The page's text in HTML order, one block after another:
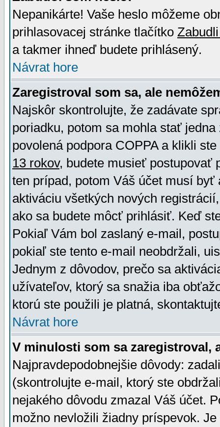
Nepanikárte! Vaše heslo môžeme
prihlasovacej stránke tlačítko
a takmer ihneď budete prihlásený.
Návrat hore
Zaregistroval som sa, ale
Najskôr skontrolujte, že zadávate
poriadku, potom sa mohla stať
povolená podpora COPPA a klikli
13 rokov, budete musieť postupovať
ten prípad, potom Váš účet musí
aktiváciu všetkých nových
ako sa budete môcť prihlásiť. Keď
Pokiaľ Vám bol zaslaný e-mail,
pokiaľ ste tento e-mail neobdržali,
Jednym z dôvodov, prečo sa
užívateľov, ktorý sa snažia iba
ktorú ste použili je platná,
Návrat hore
V minulosti som sa zaregistroval,
Najpravdepodobnejšie dôvody:
(skontrolujte e-mail, ktorý ste
nejakého dôvodu zmazal Váš účet.
možno nevložili žiadny príspevok.